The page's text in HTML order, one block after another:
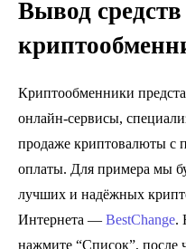
Вывод
Криптообменники
онлайн-сервисы,
продаже криптовалюты с
оплаты. Для примера мы
лучших и надёжных
Интернета — BestChange.
нажмите “Список”, после